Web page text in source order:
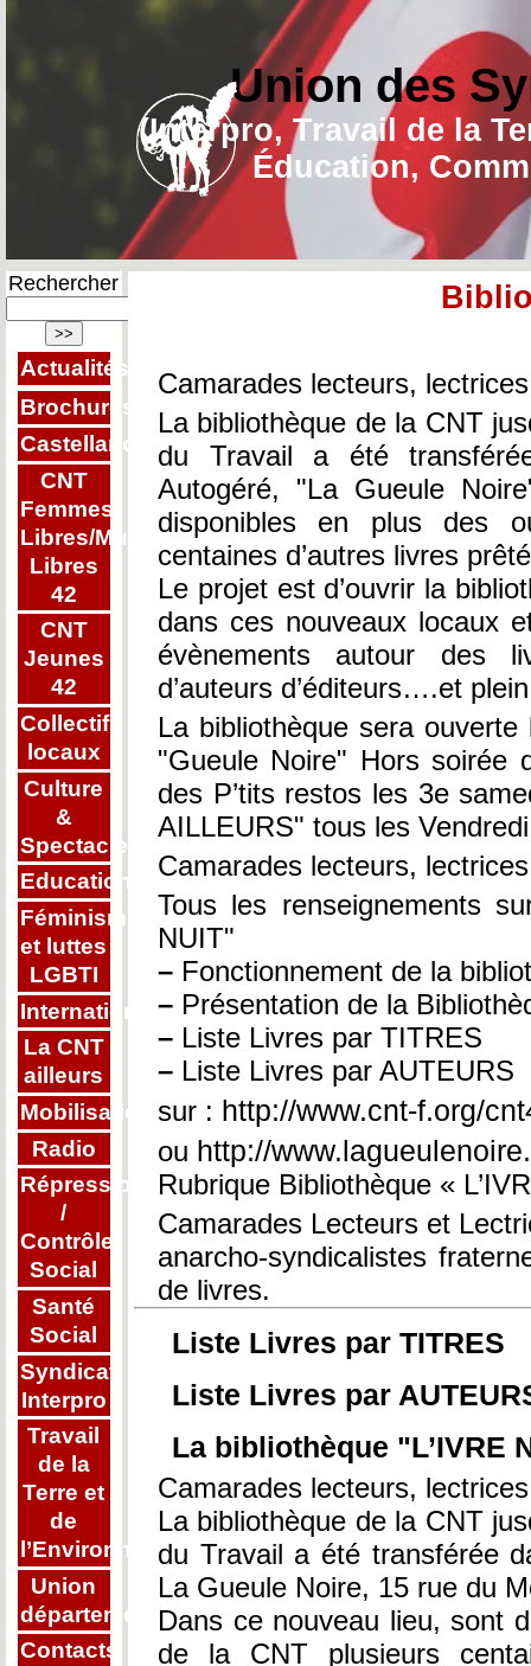
Union des
(Interpro, Travail de la
Éducation,
Rechercher
Actualités
Brochures
Castellano
CNT
Femmes
Libres/Mujeres
Libres
42
CNT
Jeunes
42
Collectifs
locaux
Culture
&
Spectacle
Education
Féminisme
et luttes
LGBTI
Internationalisme
La CNT
ailleurs
Mobilisations
Radio
Répression
/
Contrôle
Social
Santé
Social
Syndicat
Interpro
Travail
de la
Terre et
de
l’Environnement
Union
départementale
Contacts
Camarades lecteurs, lectrices
La bibliothèque de la CNT
du Travail a été
Autogéré, "La Gueule
disponibles en plus des
centaines d’autres livres
Le projet est d’ouvrir la
dans ces nouveaux locaux
évènements autour des
d’auteurs d’éditeurs….et
La bibliothèque sera
"Gueule Noire" Hors soirée
des P’tits restos les 3e
AILLEURS" tous les
Camarades lecteurs,
Tous les renseignements
NUIT"
– Fonctionnement de la
– Présentation de la
– Liste Livres par TITRES
– Liste Livres par AUTEURS
sur : http://www.cnt-f.org/
ou http://
Rubrique Bibliothèque «
Camarades Lecteurs et
anarcho-syndicalistes
de livres.
Liste Livres par TITRES
Liste Livres par
La bibliothèque "L’IVRE
Camarades lecteurs, lectrices
La bibliothèque de la CNT
du Travail a été transférée
La Gueule Noire, 15 rue du
Dans ce nouveau lieu, sont
de la CNT plusieurs